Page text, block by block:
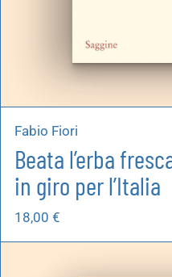
Fabio Fiori
Beata l’erba
in giro per l’Italia
18,00 €